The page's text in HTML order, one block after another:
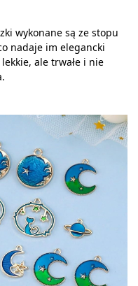
wykonane są ze stopu
nadaje im elegancki
ale trwałe i nie